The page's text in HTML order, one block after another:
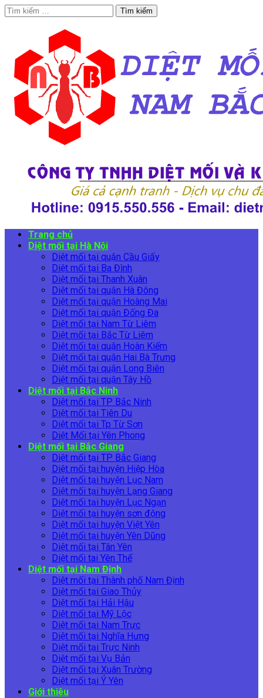
Tìm
kiếm
Trang chủ
Diệt mối tại Hà Nội
Diệt mối tại quận Cầu Giấy
Diệt mối tại Ba Đình
Diệt mối tại Thanh Xuân
Diệt mối tại quận Hà Đông
Diệt mối tại quận Hoàng Mai
Diệt mối tại quận Đống Đa
Diệt mối tại Nam Từ Liêm
Diệt mối tại Bắc Từ Liêm
Diệt mối tại quận Hoàn Kiếm
Diệt mối tại quận Hai Bà Trưng
Diệt mối tại quận Long Biên
Diệt mối tại quận Tây Hồ
Diệt mối tại Bắc Ninh
Diệt mối tại TP Bắc Ninh
Diệt mối tại Tiên Du
Diệt mối tại Tp Từ Sơn
Diệt Mối tại Yên Phong
Diệt mối tại Bắc Giang
Diệt mối tại TP Bắc Giang
Diệt mối tại huyện Hiệp Hòa
Diệt mối tại huyện Lục Nam
Diệt mối tại huyện Lạng Giang
Diệt mối tại huyện Lục Ngạn
Diệt mối tại huyện sơn động
Diệt mối tại huyện Việt Yên
Diệt mối tại huyện Yên Dũng
Diệt mối tại Tân Yên
Diệt mối tai Yên Thế
Diệt mối tại Nam Định
Diệt mối tại Thành phố Nam Định
Diệt mối tại Giao Thủy
Diệt mối tại Hải Hậu
Diệt mối tại Mỹ Lộc
Diệt mối tại Nam Trực
Diệt mối tại Nghĩa Hưng
Diệt mối tại Trực Ninh
Diệt mối tại Vụ Bản
Diệt mối tại Xuân Trường
Diệt mối tại Ý Yên
Giới thiệu